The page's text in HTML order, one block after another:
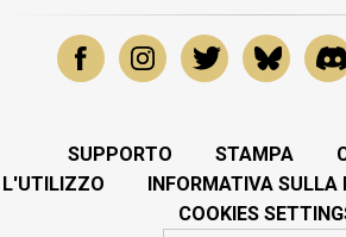
SUPPORTO STAMPA
L'UTILIZZO
INFORMATIVA SULLA
COOKIES